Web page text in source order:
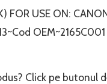
FOR USE ON:
OEM~2165C001
Click pe butonul